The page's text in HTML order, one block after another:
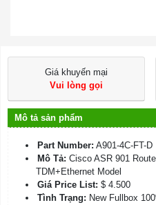
Giá khuyến mại
Vui lòng gọi
Mô tả sản phẩm
Part Number: A901-4C-FT-D
Mô Tả: Cisco ASR 901
TDM+Ethernet Model
Giá Price List: $ 4.500
Tình Trạng: New Fullbox